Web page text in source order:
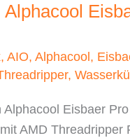
, AIO, Alphacool ,
,
Eisbaer
AMD Threadripper